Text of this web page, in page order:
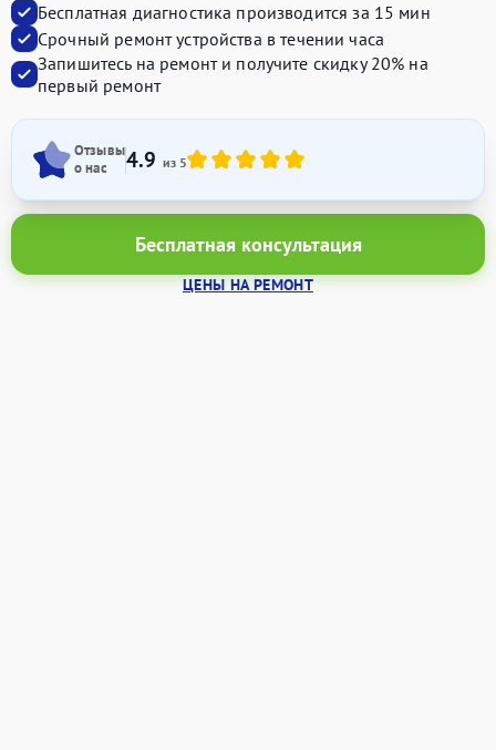
Бесплатная диагностика производитсяза 15 мин
Срочный ремонт устройства в течении часа
Запишитесь на ремонт и получите скидку 20% на
первый ремонт
Отзывы
о нас
4.9 из 5
Бесплатная консультация
ЦЕНЫ НА РЕМОНТ